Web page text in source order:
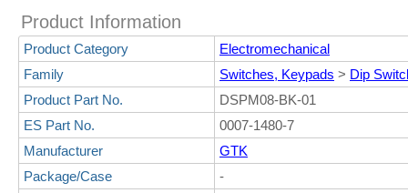
Product Information
Product Category
Electromechanical
Family
Switches, Keypads > Dip
Product Part No.
DSPM08-BK-01
ES Part No.
0007-1480-7
Manufacturer
GTK
Package/Case
-